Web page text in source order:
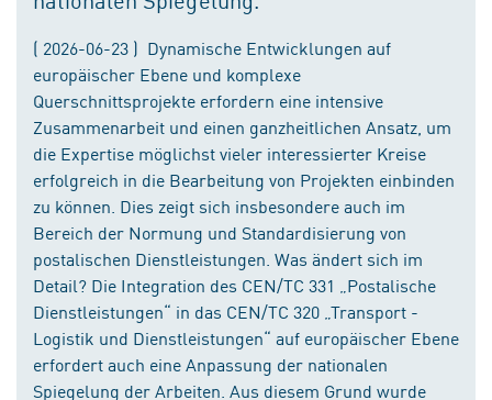
( 2026-06-23 ) Dynamische Entwicklungen auf
europäischer Ebene und komplexe
Querschnittsprojekte erfordern eine intensive
Zusammenarbeit und einen ganzheitlichen Ansatz, um
die Expertise möglichst vieler interessierter Kreise
erfolgreich in die Bearbeitung von Projekten einbinden
zu können. Dies zeigt sich insbesondere auch im
Bereich der Normung und Standardisierung von
postalischen Dienstleistungen. Was ändert sich im
Detail? Die Integration des CEN/TC 331 „Postalische
Dienstleistungen“ in das CEN/TC 320 „Transport -
Logistik und Dienstleistungen“ auf europäischer Ebene
erfordert auch eine Anpassung der nationalen
Spiegelung der Arbeiten. Aus diesem Grund wurde